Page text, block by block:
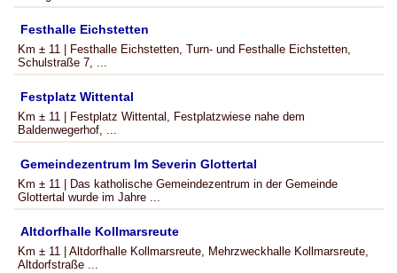
Festhalle Eichstetten
Km ± 11 | Festhalle Eichstetten, Turn- und Festhalle Eichstetten,
Schulstraße 7, ...
Festplatz Wittental
Km ± 11 | Festplatz Wittental, Festplatzwiese nahe dem
Baldenwegerhof, ...
Gemeindezentrum Im Severin Glottertal
Km ± 11 | Das katholische Gemeindezentrum in der Gemeinde
Glottertal wurde im Jahre ...
Altdorfhalle Kollmarsreute
Km ± 11 | Altdorfhalle Kollmarsreute, Mehrzweckhalle Kollmarsreute,
Altdorfstraße ...